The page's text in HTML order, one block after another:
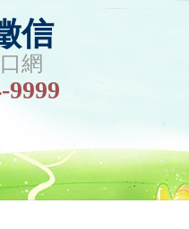
信
網
9999